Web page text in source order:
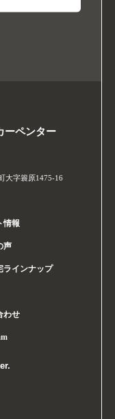
ーペンター
大字簑原1475-16
情報
声
ラインナップ
わせ